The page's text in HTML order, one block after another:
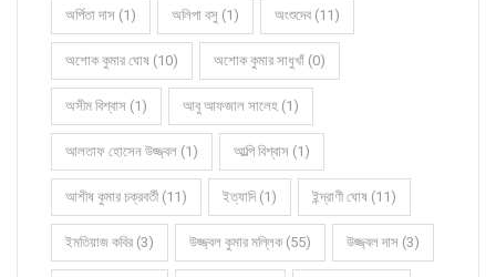
অর্পিতা দাস (1) অলিপা বসু (1) অংশুদেব (11)
অশোক কুমার ঘোষ (10) অশোক কুমার সাধুখাঁ (0)
অসীম বিশ্বাস (1) আবু আফজাল সালেহ (1)
আলতাফ হোসেন উজ্জ্বল (1) আল্পি বিশ্বাস (1)
আশীষ কুমার চক্রবর্তী (11) ইত্যাদি (1) ইন্দ্রাণী ঘোষ (11)
ইমতিয়াজ কবির (3) উজ্জ্বল কুমার মল্লিক (55) উজ্জ্বল দাস (3)